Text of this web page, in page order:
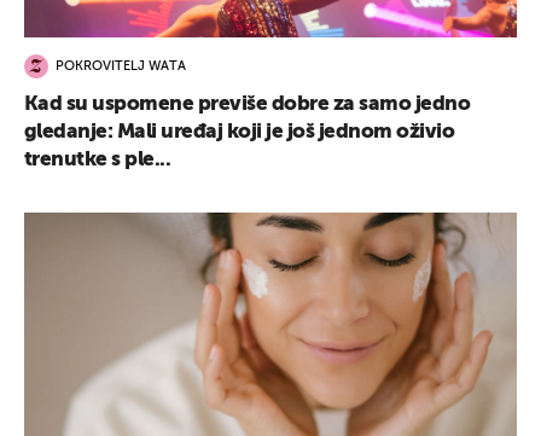
POKROVITELJ WATA
Kad su uspomene previše dobre za samo jedno
gledanje: Mali uređaj koji je još jednom oživio
trenutke s ple...